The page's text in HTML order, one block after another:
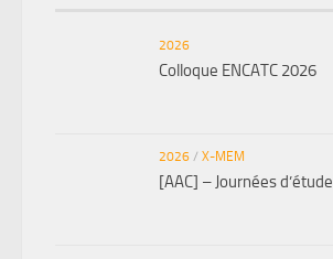
2026
Colloque ENCATC 2026
2026 / X-MEM
[AAC] – Journées d’étude